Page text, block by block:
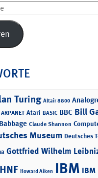
Turing Altair 8800
ARPANET Atari BASIC BBC Bill
Claude Shannon
Museum Deutsches
Gottfried Wilhelm
HNF Howard Aiken IBM IBM